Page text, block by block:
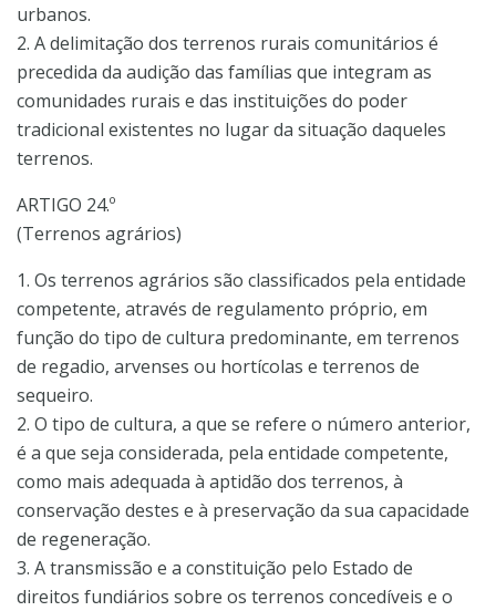
urbanos.
2. A delimitação dos terrenos rurais comunitários é
precedida da audição das famílias que integram as
comunidades rurais e das instituições do poder
tradicional existentes no lugar da situação daqueles
terrenos.
ARTIGO 24.º
(Terrenos agrários)
1. Os terrenos agrários são classificados pela entidade
competente, através de regulamento próprio, em
função do tipo de cultura predominante, em terrenos
de regadio, arvenses ou hortícolas e terrenos de
sequeiro.
2. O tipo de cultura, a que se refere o número anterior,
é a que seja considerada, pela entidade competente,
como mais adequada à aptidão dos terrenos, à
conservação destes e à preservação da sua capacidade
de regeneração.
3. A transmissão e a constituição pelo Estado de
direitos fundiários sobre os terrenos concedíveis e o